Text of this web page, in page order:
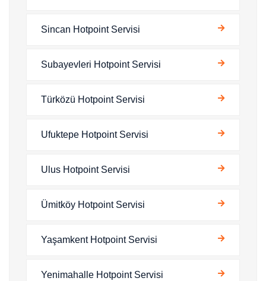
Sincan Hotpoint Servisi
Subayevleri Hotpoint Servisi
Türközü Hotpoint Servisi
Ufuktepe Hotpoint Servisi
Ulus Hotpoint Servisi
Ümitköy Hotpoint Servisi
Yaşamkent Hotpoint Servisi
Yenimahalle Hotpoint Servisi